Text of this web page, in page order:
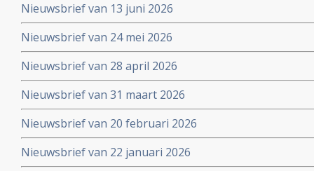
Nieuwsbrief van 13 juni 2026
Nieuwsbrief van 24 mei 2026
Nieuwsbrief van 28 april 2026
Nieuwsbrief van 31 maart 2026
Nieuwsbrief van 20 februari 2026
Nieuwsbrief van 22 januari 2026